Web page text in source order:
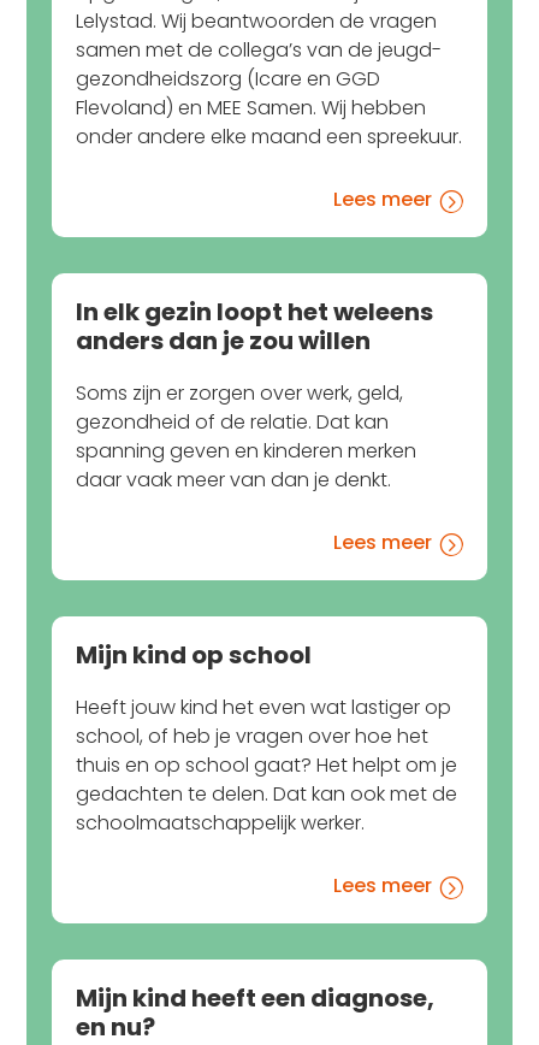
Lelystad. Wij beantwoorden de vragen
samen met de collega’s van de jeugd­
gezondheids­zorg (Icare en GGD
Flevoland) en MEE Samen. Wij hebben
onder andere elke maand een spreekuur.
=
Lees meer
In elk gezin loopt het weleens
anders dan je zou willen
Soms zijn er zorgen over werk, geld,
gezondheid of de relatie. Dat kan
spanning geven en kinderen merken
daar vaak meer van dan je denkt.
=
Lees meer
Mijn kind op school
Heeft jouw kind het even wat lastiger op
school, of heb je vragen over hoe het
thuis en op school gaat? Het helpt om je
gedachten te delen. Dat kan ook met de
school­maat­schappelijk werker.
=
Lees meer
Mijn kind heeft een diagnose,
en nu?